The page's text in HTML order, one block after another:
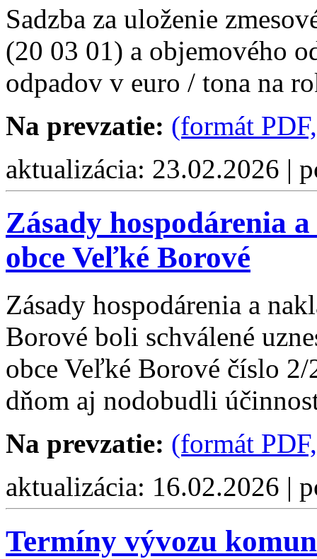
Sadzba za uloženie
(20 03 01) a objemového
odpadov v euro / tona na
Na prevzatie: (formát
aktualizácia: 23.02.2026 |
Zásady hospodárenia
obce Veľké Borové
Zásady hospodárenia a
Borové boli schválené
obce Veľké Borové číslo
dňom aj nodobudli
Na prevzatie: (formát
aktualizácia: 16.02.2026 |
Termíny vývozu